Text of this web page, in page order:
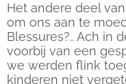
Het andere deel
om ons aan te
Blessures?.. Ach in
voorbij van een
we werden flink
kinderen niet